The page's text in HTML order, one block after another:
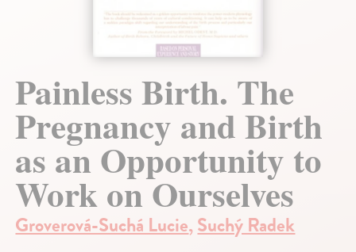
Painless Birth. The
Pregnancy and Birth
as an Opportunity to
Work on Ourselves
Groverová-Suchá Lucie,Suchý Radek